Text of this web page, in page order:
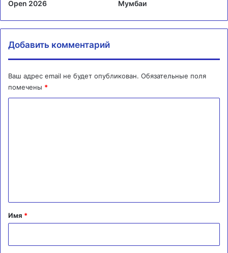
Open 2026 Мумбаи
Добавить комментарий
Ваш адрес email не будет опубликован. Обязательные поля
помечены *
а
Имя *